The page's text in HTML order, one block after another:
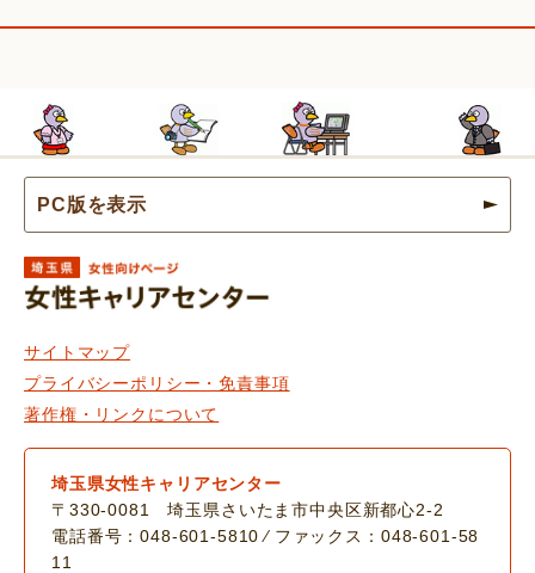
PC版を表示
埼玉県女性キャリアセンター
サイトマップ
プライバシーポリシー・免責事項
著作権・リンクについて
埼玉県女性キャリアセンター
〒330-0081 埼玉県さいたま市中央区新都心2-2
電話番号：048-601-5810 ⁄ ファックス：048-601-58
11